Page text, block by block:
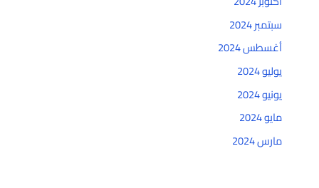
سبتمبر 2024
أغسطس 2024
يوليو 2024
يونيو 2024
مايو 2024
مارس 2024